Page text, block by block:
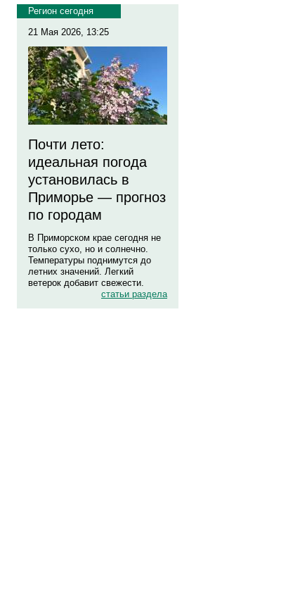
Регион сегодня
21 Мая 2026, 13:25
Почти лето:
идеальная погода
установилась в
Приморье — прогноз
по городам
В Приморском крае сегодня не
только сухо, но и солнечно.
Температуры поднимутся до
летних значений. Легкий
ветерок добавит свежести.
статьи раздела